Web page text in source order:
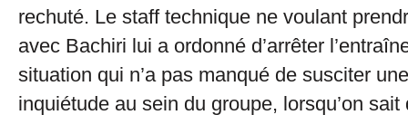
rechuté. Le staff technique ne voulant
avec Bachiri lui a ordonné d’arrêter
situation qui n’a pas manqué de susciter
inquiétude au sein du groupe, lorsqu’on